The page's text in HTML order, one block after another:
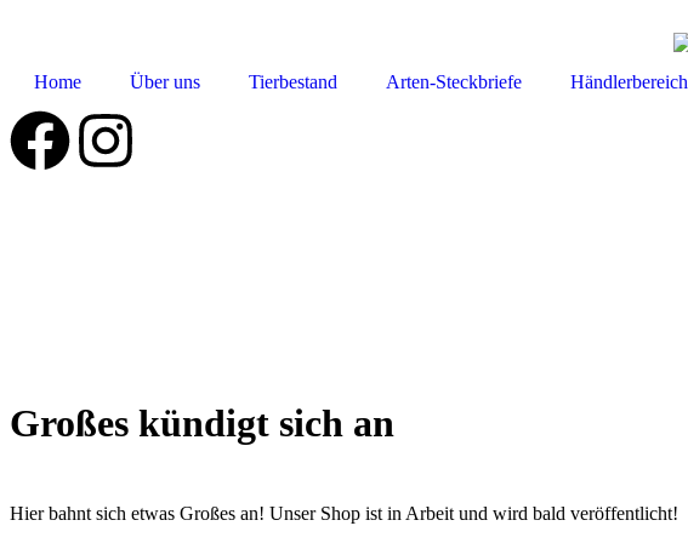
Home Über uns Tierbestand Arten-Steckbriefe Händlerbereich
Großes kündigt sich an
Hier bahnt sich etwas Großes an! Unser Shop ist in Arbeit und wird bald veröffentlicht!